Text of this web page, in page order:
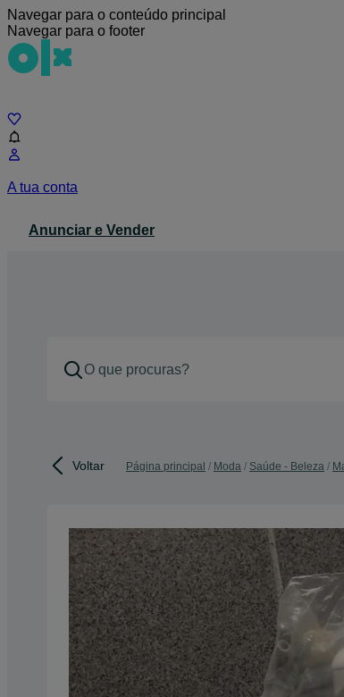
Navegar para o conteúdo principal
Navegar para o footer
A tua conta
Anunciar e Vender
Voltar Página principal Moda Saúde - Beleza